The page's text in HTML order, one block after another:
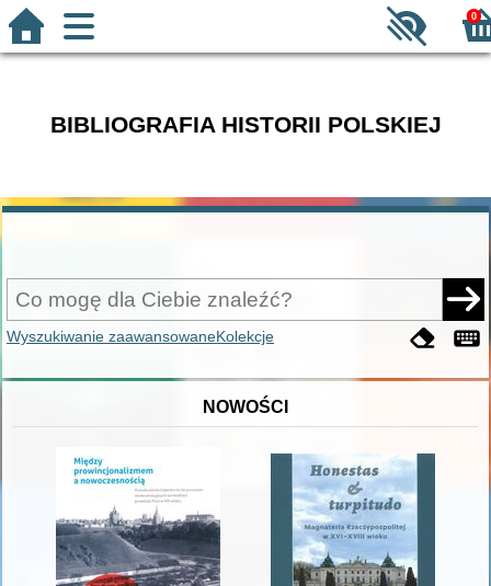
0
BIBLIOGRAFIA HISTORII POLSKIEJ
Wyszukiwanie zaawansowaneKolekcje
NOWOŚCI